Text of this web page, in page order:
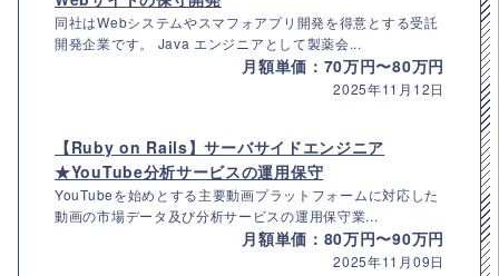
同社はWebシステムやスマフォアプリ開発を得意とする受託
開発企業です。 Java エンジニアとして製薬会...
月額単価：70万円〜80万円
2025年11月12日
【Ruby on Rails】サーバサイドエンジニア
★YouTube分析サービスの運用保守
YouTubeを始めとする主要動画プラットフォームに対応した
動画の市場データ及び分析サービスの運用保守業...
月額単価：80万円〜90万円
2025年11月09日